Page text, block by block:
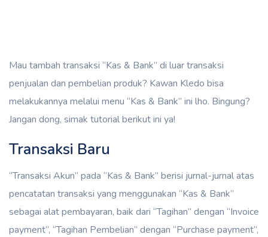
Mau tambah transaksi “Kas & Bank” di luar transaksi
penjualan dan pembelian produk? Kawan Kledo bisa
melakukannya melalui menu “Kas & Bank” ini lho. Bingung?
Jangan dong, simak tutorial berikut ini ya!
Transaksi Baru
“Transaksi Akun” pada “Kas & Bank” berisi jurnal-jurnal atas
pencatatan transaksi yang menggunakan “Kas & Bank”
sebagai alat pembayaran, baik dari “Tagihan” dengan “Invoice
payment”, “Tagihan Pembelian” dengan “Purchase payment”,